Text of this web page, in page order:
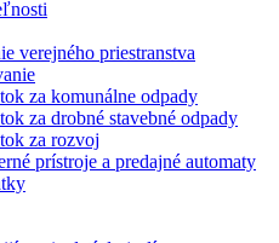
verejného priestranstva
za komunálne odpady
za drobné stavebné odpady
za rozvoj
prístroje a predajné automaty